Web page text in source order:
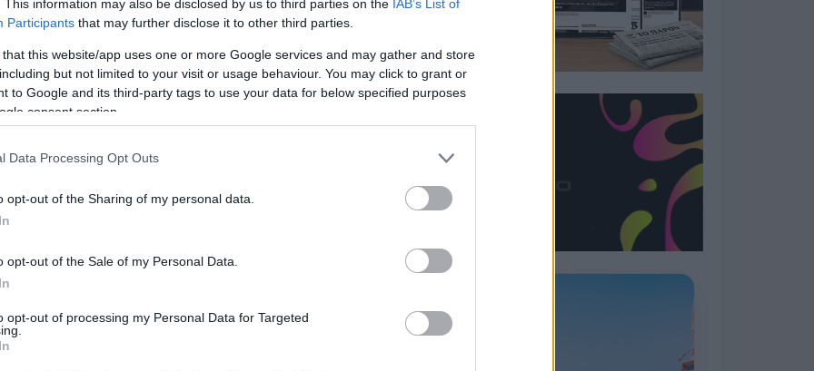
This information may also be disclosed by us to third parties on the IAB’s List of
Participants that may further disclose it to other third parties.
that this website/app uses one or more Google services and may gather and store
but not limited to your visit or usage behaviour. You may click to grant or
to Google and its third-party tags to use your data for below specified purposes
consent section.
Data Processing Opt Outs
opt-out of the Sharing of my personal data.
opt-out of the Sale of my Personal Data.
opt-out of processing my Personal Data for Targeted
την ανάγκη να εμπιστευτούμε τους νέους και να
για κοινωνικά ζητήματα Στο πλαίσιο της
Επιχειρηματικότητα», η συζήτηση στο MAD Forum